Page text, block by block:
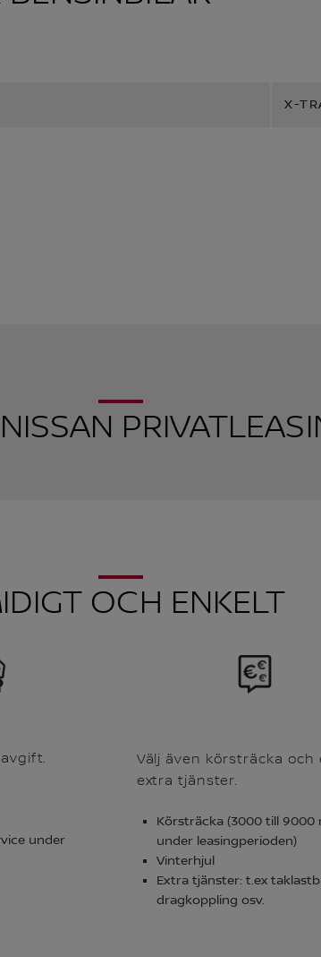
X-
OCH ENKELT
under
Välj även körsträcka och
extra tjänster.
Körsträcka (3000 till 9000
under leasingperioden)
Vinterhjul
Extra tjänster: t.ex
dragkoppling osv.